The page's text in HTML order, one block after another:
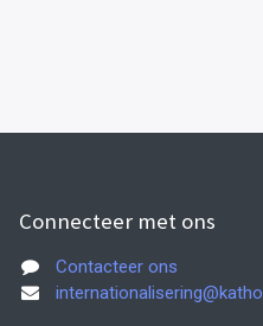
Connecteer met ons
Contacteer ons